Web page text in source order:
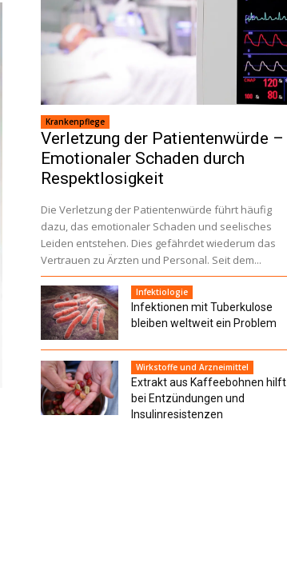
Krankenpflege
Verletzung der Patientenwürde –
Emotionaler Schaden durch
Respektlosigkeit
Die Verletzung der Patientenwürde führt häufig
dazu, das emotionaler Schaden und seelisches
Leiden entstehen. Dies gefährdet wiederum das
Vertrauen zu Ärzten und Personal. Seit dem...
Infektiologie
Infektionen mit Tuberkulose
bleiben weltweit ein Problem
Wirkstoffe und Arzneimittel
Extrakt aus Kaffeebohnen hilft
bei Entzündungen und
Insulinresistenzen